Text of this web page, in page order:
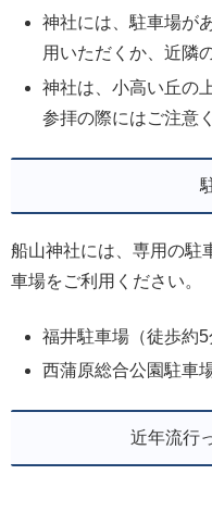
神社には、駐車場が
用いただくか、近隣
神社は、小高い丘の
参拝の際にはご注意
船山神社には、専用の駐
車場をご利用ください。
福井駐車場（徒歩約5
西蒲原総合公園駐車
近年流行